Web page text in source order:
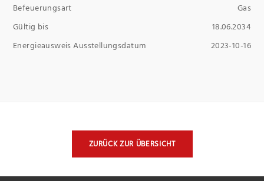
Befeuerungsart
Gas
Gültig bis
18.06.2034
Energieausweis Ausstellungsdatum
2023-10-16
ZURÜCK ZUR ÜBERSICHT